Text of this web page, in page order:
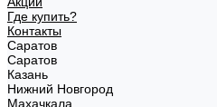
Где купить?
Контакты
Саратов
Саратов
Казань
Нижний Новгород
Махачкала